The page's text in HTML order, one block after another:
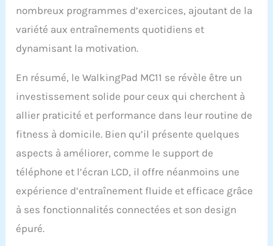
aisément le tapis de
course via l'application
KS Fit pour une
commodité accrue. En
inclus vous permet de
profiter de
vous entraînant.
Utilisation Pratique et
directement dans votre
entraînement dès la
sortie de la boîte avec le
WalkingPad MC11. Adapté
au fitness à domicile, il
nombreux programmes d’exercices, ajoutant de la
variété aux entraînements quotidiens et
dynamisant la motivation.
En résumé, le WalkingPad MC11 se révèle être un
investissement solide pour ceux qui cherchent à
allier praticité et performance dans leur routine de
fitness à domicile. Bien qu’il présente quelques
aspects à améliorer, comme le support de
téléphone et l’écran LCD, il offre néanmoins une
expérience d’entraînement fluide et efficace grâce
à ses fonctionnalités connectées et son design
épuré.